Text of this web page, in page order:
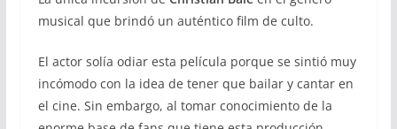
musical que brindó un auténtico film de culto.
El actor solía odiar esta película porque se sintió muy
incómodo con la idea de tener que bailar y cantar en
el cine. Sin embargo, al tomar conocimiento de la